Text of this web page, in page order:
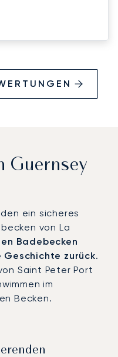
many questions
flown a prop
Definitely
Guernsey
ein sicheres
von La
Badebecken
zurück.
Saint Peter Port
im
Becken.